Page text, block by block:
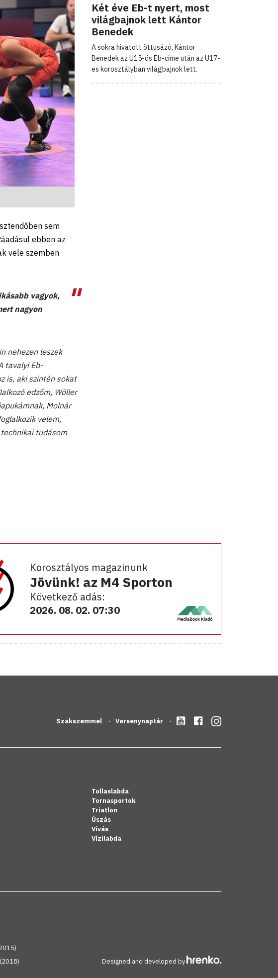
sem
ebben az
vele szemben
vagyok,
nagyon
nehezen leszek
tavalyi Eb-
is, aki szintén sokat
edzőm, Wöller
Molnár
velem,
tudásom
Két éve Eb-t nyert, most
világbajnok lett Kántor
Benedek
A sokra hivatott öttusázó, Kántor
Benedek az U15-ös Eb-címe után az U17-
es korosztályban világbajnok lett.
Korosztályos magazinunk
Jövünk! az M4 Sporton
Következő adás:
2026. 08. 02. 07:30
Szakszemmel Versenynaptár
Tollaslabda
Tornasportok
Triatlon
Úszás
Vívás
Vízilabda
Designed and developed by